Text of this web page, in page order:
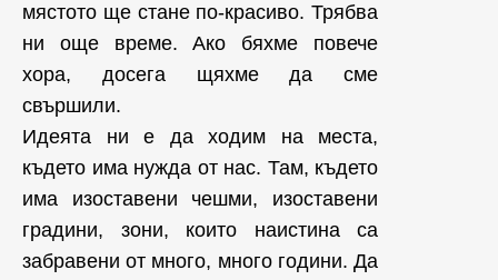
мястото ще стане по-красиво. Трябва
ни още време. Ако бяхме повече
хора, досега щяхме да сме
свършили.
Идеята ни е да ходим на места,
където има нужда от нас. Там, където
има изоставени чешми, изоставени
градини, зони, които наистина са
забравени от много, много години. Да